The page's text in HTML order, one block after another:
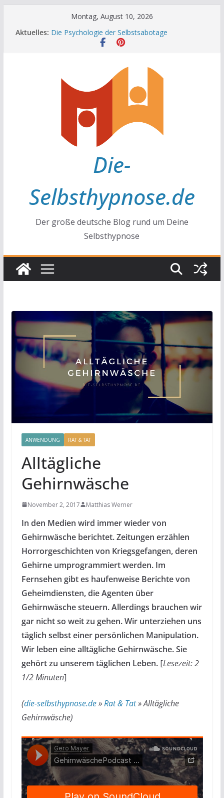
Montag, August 10, 2026
Aktuelles: Achtsamkeit im Alltag
Die Psychologie der Selbstsabotage
Die Wissenschaft der Gewohnheiten
Die-
Selbsthypnose.de
Der große deutsche Blog rund um Deine
Selbsthypnose
ANWENDUNG RAT & TAT
Alltägliche
Gehirnwäsche
November 2, 2017 Matthias Werner
In den Medien wird immer wieder von
Gehirnwäsche berichtet. Zeitungen erzählen
Horrorgeschichten von Kriegsgefangen, deren
Gehirne umprogrammiert werden. Im
Fernsehen gibt es haufenweise Berichte von
Geheimdiensten, die Agenten über
Gehirnwäsche steuern. Allerdings brauchen wir
gar nicht so weit zu gehen. Wir unterziehen uns
täglich selbst einer persönlichen Manipulation.
Wir leben eine alltägliche Gehirnwäsche. Sie
gehört zu unserem täglichen Leben. [Lesezeit: 2
1/2 Minuten]
(die-selbsthypnose.de»Rat & Tat»Alltägliche
Gehirnwäsche)